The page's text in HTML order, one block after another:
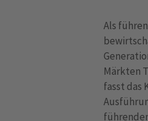
Als
Märkten
fasst das